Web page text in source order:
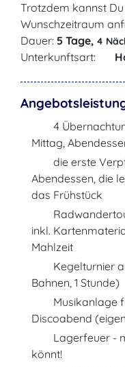
Trotzdem kannst
Wunschzeitraum
Dauer: 5 Tage, 4
Unterkunftsart:
4
Mittag,
die erste
Abendessen, die
das Frühstück
inkl.
Mahlzeit
Kegelturnier
Bahnen, 1 Stunde)
Musikanlage
Discoabend
Lagerfeuer -
könnt!